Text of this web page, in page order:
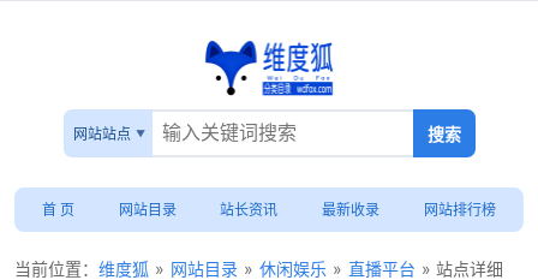
网站站点
首 页 网站目录 站长资讯 最新收录 网站排行榜
当前位置： 维度狐 » 网站目录 » 休闲娱乐 » 直播平台 » 站点详细